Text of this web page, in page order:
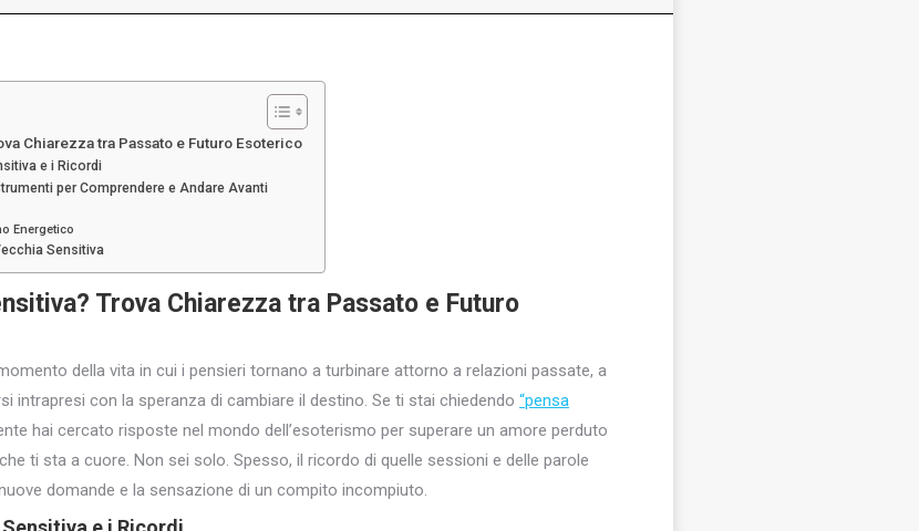
Chiarezza tra Passato e Futuro Esoterico
e i Ricordi
per Comprendere e Andare Avanti
Energetico
Sensitiva
Trova Chiarezza tra Passato e Futuro
della vita in cui i pensieri tornano a turbinare attorno a relazioni passate, a
intrapresi con la speranza di cambiare il destino. Se ti stai chiedendo “pensa
hai cercato risposte nel mondo dell’esoterismo per superare un amore perduto
ti sta a cuore. Non sei solo. Spesso, il ricordo di quelle sessioni e delle parole
domande e la sensazione di un compito incompiuto.